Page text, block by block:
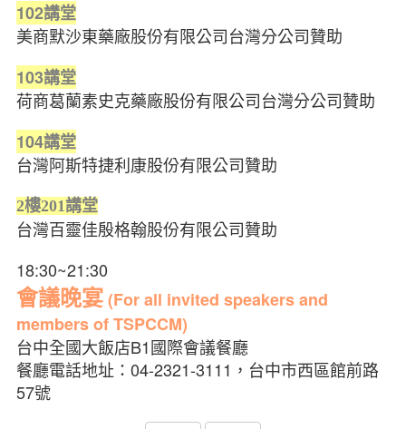
102講堂
美商默沙東藥廠股份有限公司台灣分公司贊助
103講堂
荷商葛蘭素史克藥廠股份有限公司台灣分公司贊助
104講堂
台灣阿斯特捷利康股份有限公司贊助
2樓201講堂
台灣百靈佳殷格翰股份有限公司贊助
18:30~21:30
會議晚宴(For all invited speakers and
members of TSPCCM)
台中全國大飯店B1國際會議餐廳
餐廳電話地址：04-2321-3111，台中市西區館前路
57號